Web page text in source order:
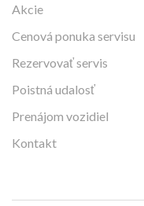
Akcie
Cenová ponuka servisu
Rezervovať servis
Poistná udalosť
Prenájom vozidiel
Kontakt